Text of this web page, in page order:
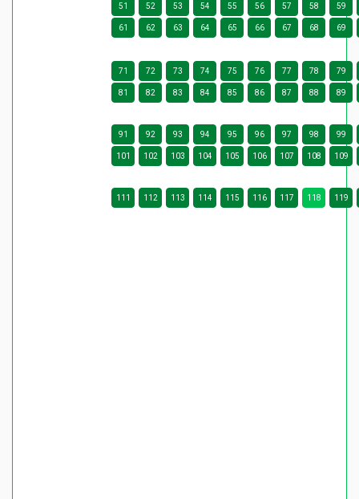
51 52 53 54 55 56 57 58 59
61 62 63 64 65 66 67 68 69
71 72 73 74 75 76 77 78 79
81 82 83 84 85 86 87 88 89
91 92 93 94 95 96 97 98 99
101 102 103 104 105 106 107 108 109
111 112 113 114 115 116 117 118 119